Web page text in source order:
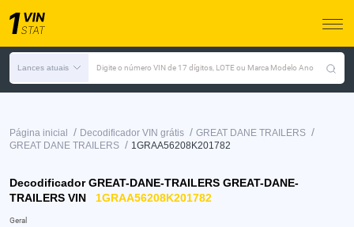
Lances atuais Digite o número VIN de 17 dígitos, LOTE ou Marca Modelo Ano
Página inicial / Decodificador VIN grátis / GREAT DANE TRAILERS /
GREAT DANE TRAILERS / 1GRAA56208K201782
Decodificador GREAT-DANE-TRAILERS GREAT-DANE-
TRAILERS VIN
1GRAA56208K201782
Geral